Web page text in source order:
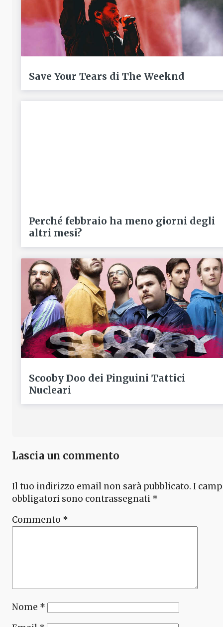
Save Your Tears di The Weeknd
Perché febbraio ha meno giorni degli
altri mesi?
Scooby Doo dei Pinguini Tattici
Nucleari
Lascia un commento
Il tuo indirizzo email non sarà pubblicato. I
obbligatori sono contrassegnati *
Commento *
Nome *